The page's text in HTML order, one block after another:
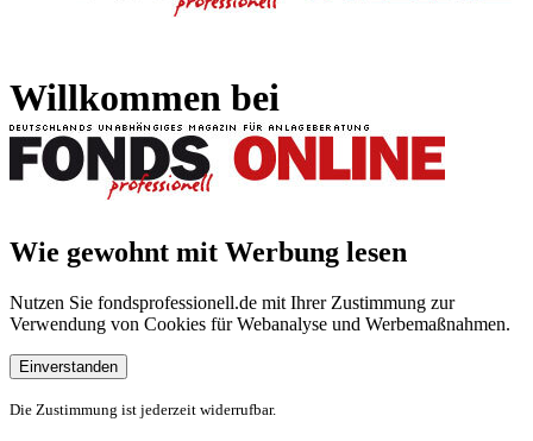
Willkommen bei
Wie gewohnt mit Werbung lesen
Nutzen Sie fondsprofessionell.de mit Ihrer Zustimmung zur
Verwendung von Cookies für Webanalyse und Werbemaßnahmen.
Einverstanden
Die Zustimmung ist jederzeit widerrufbar.